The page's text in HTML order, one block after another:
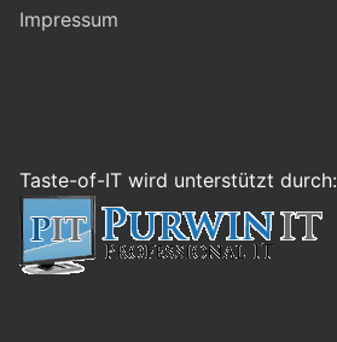
Impressum
Taste-of-IT wird unterstützt durch: